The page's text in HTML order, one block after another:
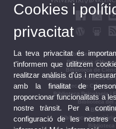
Biblioteca
Biblioteca
Biblioteca de
Biblioteca de Ciències de
Biblioteca de Ciències
Biblioteca Psicologia i
Biblioteca del
Biblioteca dipositària
Biblioteca
Cookies i
privacitat
La teva privacitat és
t'informem que utilitzem
realitzar anàlisis d'ús i
amb la finalitat de
proporcionar funcionalitats a
nostre trànsit. Per a
configuració de les nostres